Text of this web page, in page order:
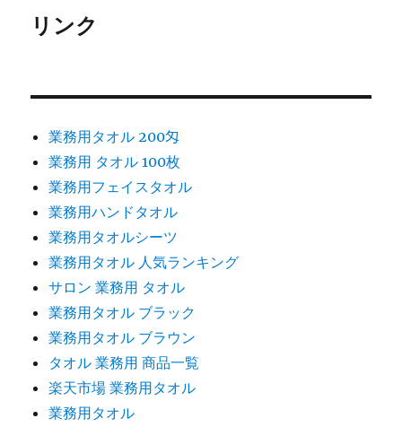
リンク
業務用タオル 200匁
業務用 タオル 100枚
業務用フェイスタオル
業務用ハンドタオル
業務用タオルシーツ
業務用タオル 人気ランキング
サロン 業務用 タオル
業務用タオル ブラック
業務用タオル ブラウン
タオル 業務用 商品一覧
楽天市場 業務用タオル
業務用タオル